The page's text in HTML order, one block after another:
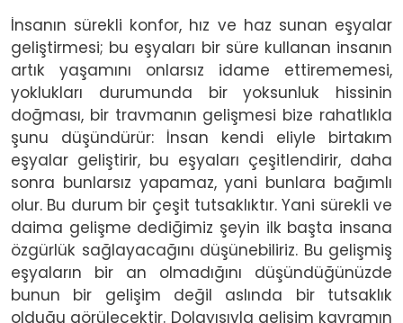
İnsanın sürekli konfor, hız ve haz sunan eşyalar
geliştirmesi; bu eşyaları bir süre kullanan insanın
artık yaşamını onlarsız idame ettirememesi,
yoklukları durumunda bir yoksunluk hissinin
doğması, bir travmanın gelişmesi bize rahatlıkla
şunu düşündürür: İnsan kendi eliyle birtakım
eşyalar geliştirir, bu eşyaları çeşitlendirir, daha
sonra bunlarsız yapamaz, yani bunlara bağımlı
olur. Bu durum bir çeşit tutsaklıktır. Yani sürekli ve
daima gelişme dediğimiz şeyin ilk başta insana
özgürlük sağlayacağını düşünebiliriz. Bu gelişmiş
eşyaların bir an olmadığını düşündüğünüzde
bunun bir gelişim değil aslında bir tutsaklık
olduğu görülecektir. Dolayısıyla gelişim kavramın